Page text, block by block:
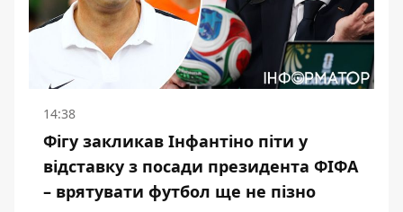
14:38
Фігу закликав Інфантіно піти у
відставку з посади президента ФІФА
– врятувати футбол ще не пізно